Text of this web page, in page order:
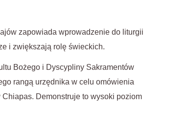
zapowiada wprowadzenie do liturgii
i zwiększają rolę świeckich.
Bożego i Dyscypliny Sakramentów
rangą urzędnika w celu omówienia
Demonstruje to wysoki poziom